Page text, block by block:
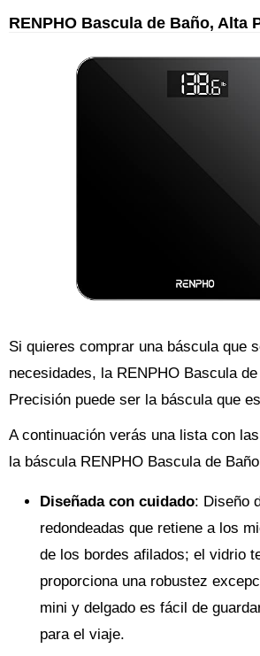
RENPHO Bascula de Baño, Alta
Si quieres comprar una báscula que
necesidades, la RENPHO Bascula
Precisión puede ser la báscula que
A continuación verás una lista con
la báscula RENPHO Bascula de
Diseñada con cuidado: Diseño
redondeadas que retiene a los
de los bordes afilados; el vidrio
proporciona una robustez
mini y delgado es fácil de
para el viaje.